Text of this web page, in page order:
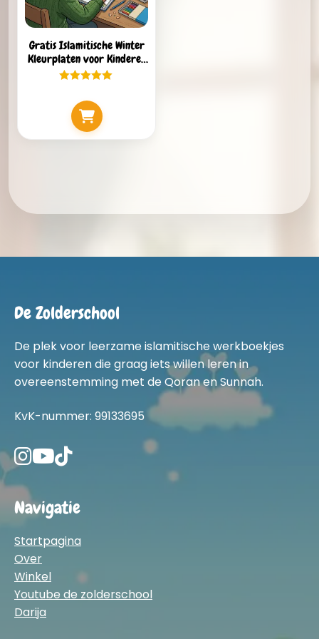
Gratis Islamitische Winter
Kleurplaten voor Kinderen
(PDF)
De Zolderschool
De plek voor leerzame islamitische werkboekjes
voor kinderen die graag iets willen leren in
overeenstemming met de Qoran en Sunnah.
KvK-nummer: 99133695
Navigatie
Startpagina
Over
Winkel
Youtube de zolderschool
Darija